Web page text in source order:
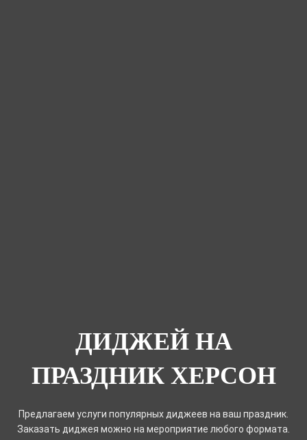
ДИДЖЕЙ НА
ПРАЗДНИК ХЕРСОН
Предлагаем услуги популярных диджеев на ваш праздник.
Заказать диджея можно на мероприятие любого формата.